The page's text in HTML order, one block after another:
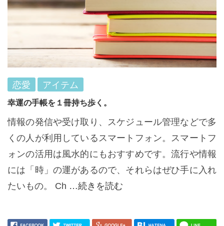
恋愛 アイテム
幸運の手帳を１冊持ち歩く。
情報の発信や受け取り、スケジュール管理などで多
くの人が利用しているスマートフォン。スマートフ
ォンの活用は風水的にもおすすめです。流行や情報
には「時」の運があるので、それらはぜひ手に入れ
たいもの。 Ch …続きを読む